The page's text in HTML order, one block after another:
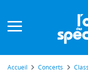
Accueil Concerts